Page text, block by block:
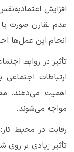
افزایش
عدم تقارن صورت یا
انجام این عمل‌ها
تأثیر در روابط
ارتباطات
اهمیت می‌دهند،
مواجه می‌شوند.
رقابت در محیط کار:
تأثیر زیادی بر